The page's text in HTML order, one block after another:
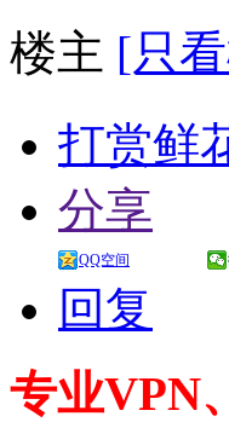
楼主 [只
打赏鲜
分享
QQ空间
回复
专业VPN